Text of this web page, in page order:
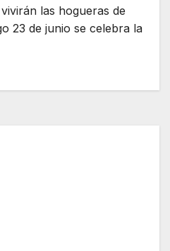
las hogueras de
23 de junio se celebra la